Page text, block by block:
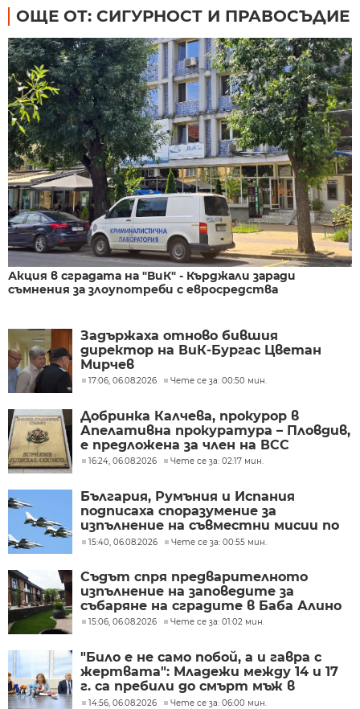
ОЩЕ ОТ: СИГУРНОСТ И ПРАВОСЪДИЕ
Акция в сградата на "ВиК" - Кърджали заради
съмнения за злоупотреби с евросредства
Задържаха отново бившия
директор на ВиК-Бургас Цветан
Мирчев
17:06, 06.08.2026 Чете се за: 00:50 мин.
Добринка Калчева, прокурор в
Апелативна прокуратура – Пловдив,
е предложена за член на ВСС
16:24, 06.08.2026 Чете се за: 02:17 мин.
България, Румъния и Испания
подписаха споразумение за
изпълнение на съвместни мисии по
охрана на въздушното
15:40, 06.08.2026 Чете се за: 00:55 мин.
Съдът спря предварителното
изпълнение на заповедите за
събаряне на сградите в Баба Алино
15:06, 06.08.2026 Чете се за: 01:02 мин.
"Било е не само побой, а и гавра с
жертвата": Младежи между 14 и 17
г. са пребили до смърт мъж в
Пловдив
14:56, 06.08.2026 Чете се за: 06:00 мин.